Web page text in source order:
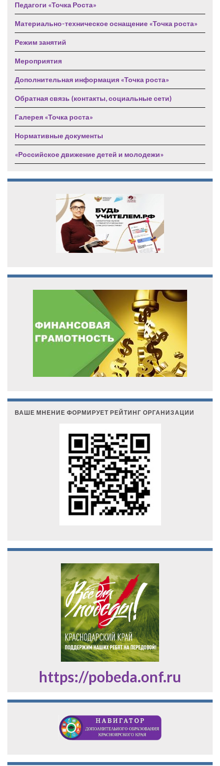
Педагоги «Точка Роста»
Материально-техническое оснащение «Точка роста»
Режим занятий
Мероприятия
Дополнительная информация «Точка роста»
Обратная связь (контакты, социальные сети)
Галерея «Точка роста»
Нормативные документы
«Российское движение детей и молодежи»
ВАШЕ МНЕНИЕ ФОРМИРУЕТ РЕЙТИНГ ОРГАНИЗАЦИИ
https://pobeda.onf.ru